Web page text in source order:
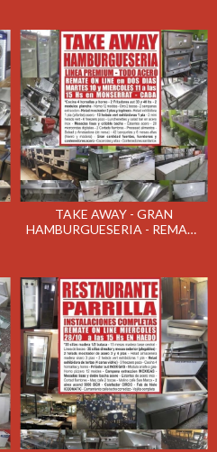
TAKE AWAY - GRAN
HAMBURGUESERIA - REMATE